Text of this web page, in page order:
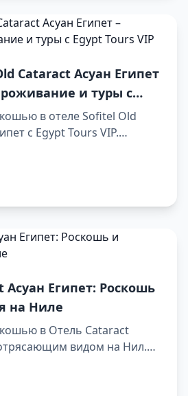
Cataract Асуан Египет
и туры с
в отеле Sofitel Old
с Egypt Tours VIP.
Асуана,
на Нил и
Забронируйте
Асуан Египет: Роскошь
на Ниле
в Отель Cataract
видом на Нил.
для организации sharm to
через luxor travel